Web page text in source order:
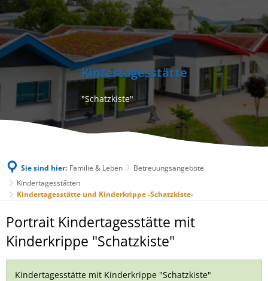
Kintertagesstätte
"Schatzkiste"
Sie sind hier: Familie & Leben
Betreuungsangebote
Kindertagesstätten
Kindertagesstätte und Kinderkrippe -Schatzkiste-
Kindertagesstätte
und
Kinderkrippe
Portrait Kindertagesstätte mit
Kinderkrippe "Schatzkiste"
Kindertagesstätte mit Kinderkrippe "Schatzkiste"